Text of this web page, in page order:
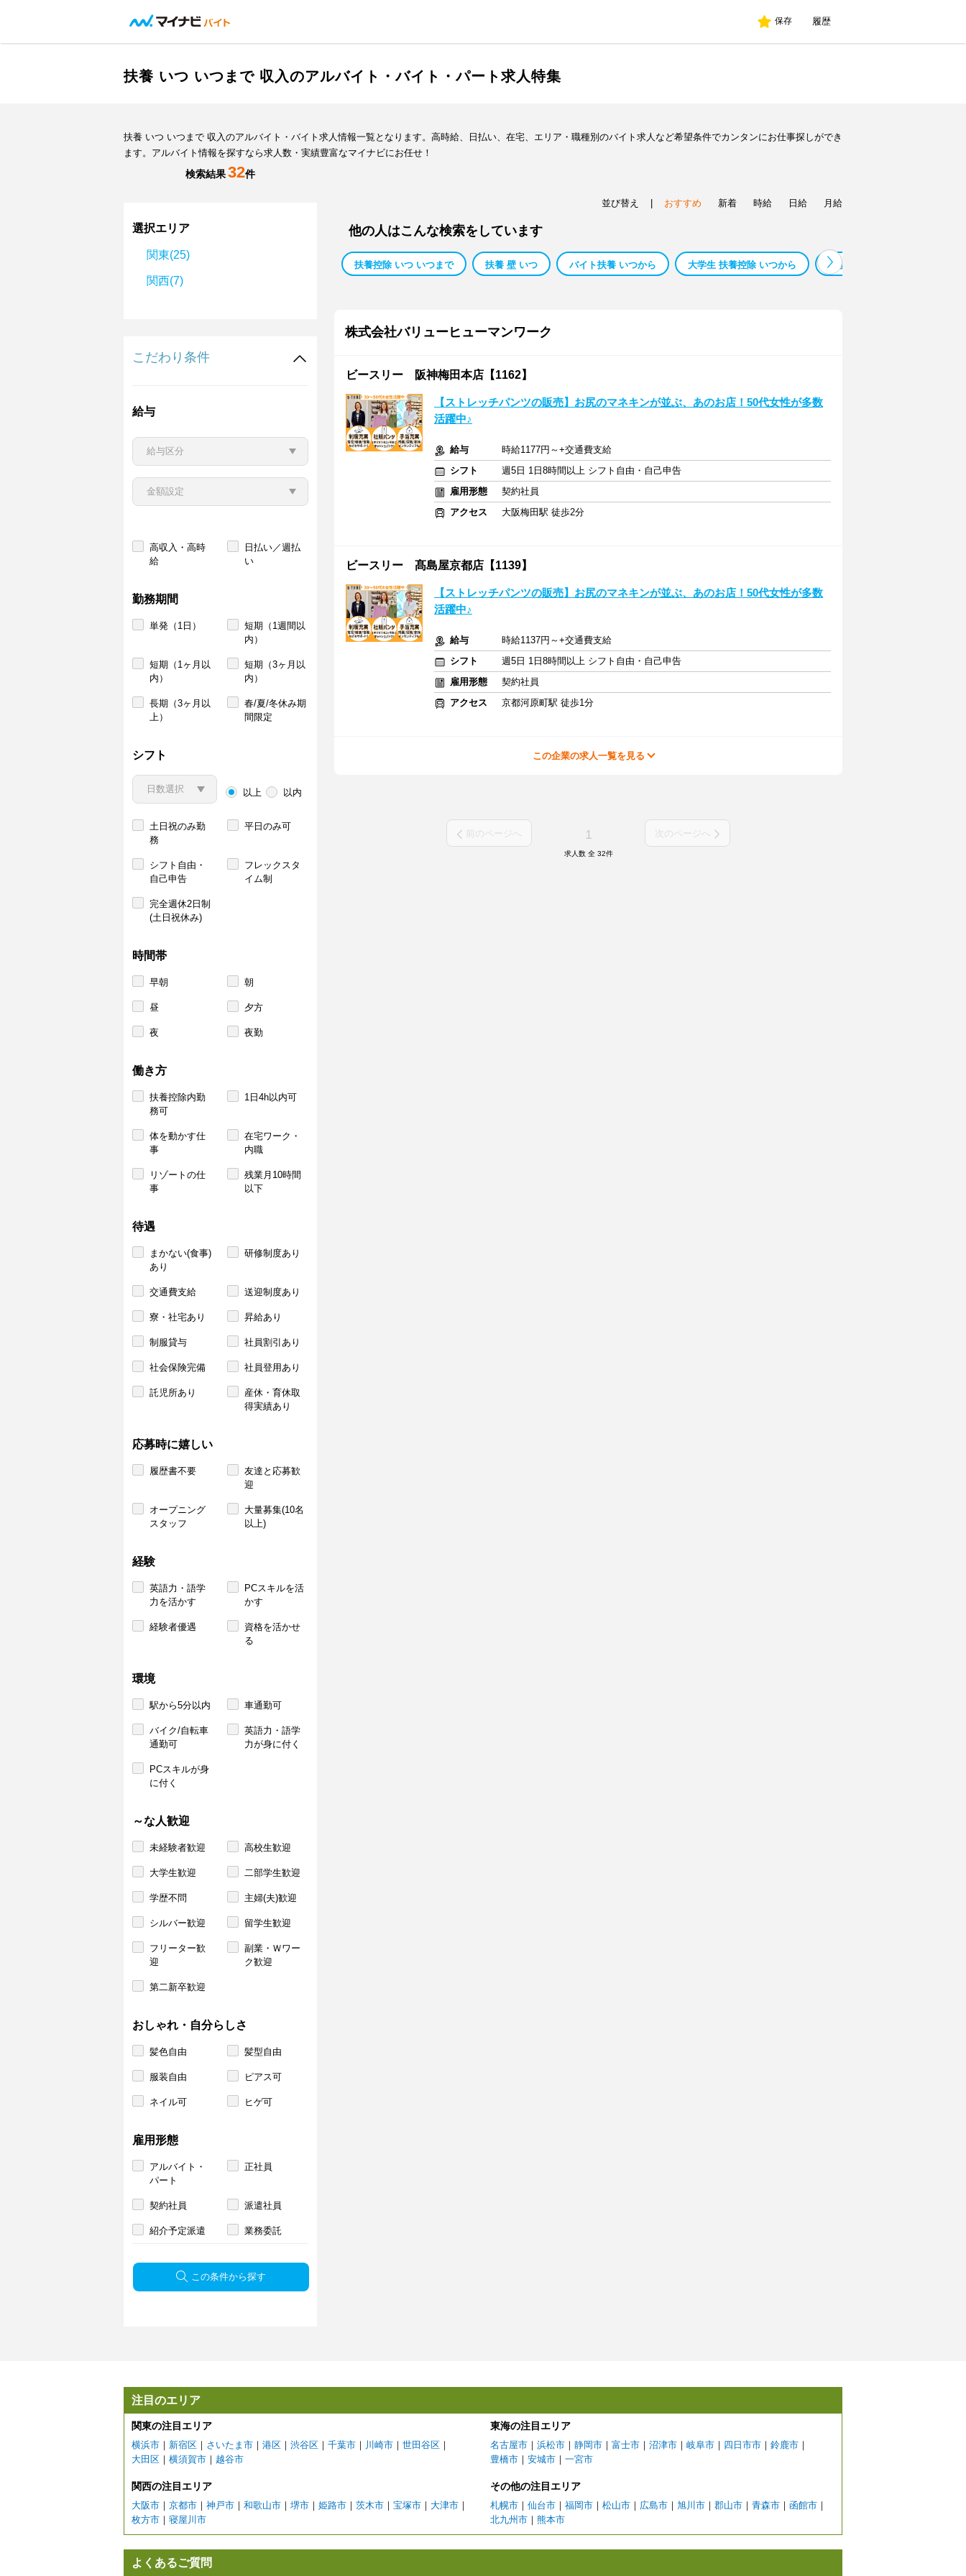
保存 履歴
扶養 いつ いつまで 収入のアルバイト・バイト・パート求人特集
扶養 いつ いつまで 収入のアルバイト・バイト求人情報一覧となります。高時給、日払い、在宅、エリア・職種別のバイト求人など希望条件でカンタンにお仕事探しができ
ます。アルバイト情報を探すなら求人数・実績豊富なマイナビにお任せ！
検索結果32件
選択エリア
関東(25)
関西(7)
こだわり条件
給与
高収入・高時
給
日払い／週払
い
勤務期間
単発（1日）
短期（1週間以
内）
短期（1ヶ月以
内）
短期（3ヶ月以
内）
長期（3ヶ月以
上）
春/夏/冬休み期
間限定
シフト
以上 以内
土日祝のみ勤
務
平日のみ可
シフト自由・
自己申告
フレックスタ
イム制
完全週休2日制
(土日祝休み)
時間帯
早朝 朝
昼 夕方
夜 夜勤
働き方
扶養控除内勤
務可
1日4h以内可
体を動かす仕
事
在宅ワーク・
内職
リゾートの仕
事
残業月10時間
以下
待遇
まかない(食事)
あり
研修制度あり
交通費支給 送迎制度あり
寮・社宅あり 昇給あり
制服貸与 社員割引あり
社会保険完備 社員登用あり
託児所あり
産休・育休取
得実績あり
応募時に嬉しい
履歴書不要
友達と応募歓
迎
オープニング
スタッフ
大量募集(10名
以上)
経験
英語力・語学
力を活かす
PCスキルを活
かす
経験者優遇
資格を活かせ
る
環境
駅から5分以内 車通勤可
バイク/自転車
通勤可
英語力・語学
力が身に付く
PCスキルが身
に付く
～な人歓迎
未経験者歓迎 高校生歓迎
大学生歓迎 二部学生歓迎
学歴不問 主婦(夫)歓迎
シルバー歓迎 留学生歓迎
フリーター歓
迎
副業・Ｗワー
ク歓迎
第二新卒歓迎
おしゃれ・自分らしさ
髪色自由 髪型自由
服装自由 ピアス可
ネイル可 ヒゲ可
雇用形態
アルバイト・
パート
正社員
契約社員 派遣社員
紹介予定派遣 業務委託
この条件から探す
並び替え おすすめ 新着 時給 日給 月給
他の人はこんな検索をしています
扶養控除 いつ いつまで 扶養 壁 いつ バイト扶養 いつから 大学生 扶養控除 いつから 大学生 バイト いつまで
株式会社バリューヒューマンワーク
ビースリー 阪神梅田本店【1162】
【ストレッチパンツの販売】お尻のマネキンが並ぶ、あのお店！50代女性が多数
活躍中♪
給与
時給1177円～+交通費支給
シフト
週5日 1日8時間以上 シフト自由・自己申告
雇用形態
契約社員
アクセス
大阪梅田駅 徒歩2分
ビースリー 髙島屋京都店【1139】
【ストレッチパンツの販売】お尻のマネキンが並ぶ、あのお店！50代女性が多数
活躍中♪
給与
時給1137円～+交通費支給
シフト
週5日 1日8時間以上 シフト自由・自己申告
雇用形態
契約社員
アクセス
京都河原町駅 徒歩1分
この企業の求人一覧を見る
前のページへ 1 次のページへ
求人数 全 32件
注目のエリア
関東の注目エリア 東海の注目エリア
横浜市 ｜ 新宿区 ｜ さいたま市 ｜ 港区 ｜ 渋谷区 ｜ 千葉市 ｜ 川崎市 ｜ 世田谷区 ｜
大田区 ｜ 横須賀市 ｜ 越谷市
名古屋市 ｜ 浜松市 ｜ 静岡市 ｜ 富士市 ｜ 沼津市 ｜ 岐阜市 ｜ 四日市市 ｜ 鈴鹿市 ｜
豊橋市 ｜ 安城市 ｜ 一宮市
関西の注目エリア その他の注目エリア
大阪市 ｜ 京都市 ｜ 神戸市 ｜ 和歌山市 ｜ 堺市 ｜ 姫路市 ｜ 茨木市 ｜ 宝塚市 ｜ 大津市 ｜
枚方市 ｜ 寝屋川市
札幌市 ｜ 仙台市 ｜ 福岡市 ｜ 松山市 ｜ 広島市 ｜ 旭川市 ｜ 郡山市 ｜ 青森市 ｜ 函館市 ｜
北九州市 ｜ 熊本市
よくあるご質問